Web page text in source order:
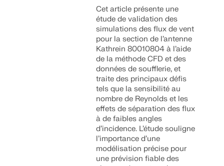
Cet article présente une
étude de validation des
simulations des flux de vent
pour la section de l’antenne
Kathrein 80010804 à l’aide
de la méthode CFD et des
données de soufflerie, et
traite des principaux défis
tels que la sensibilité au
nombre de Reynolds et les
effets de séparation des flux
à de faibles angles
d’incidence. L’étude souligne
l’importance d’une
modélisation précise pour
une prévision fiable des